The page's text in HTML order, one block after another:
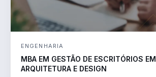
ENGENHARIA
MBA EM GESTÃO DE ESCRITÓRIOS EM
ARQUITETURA E DESIGN